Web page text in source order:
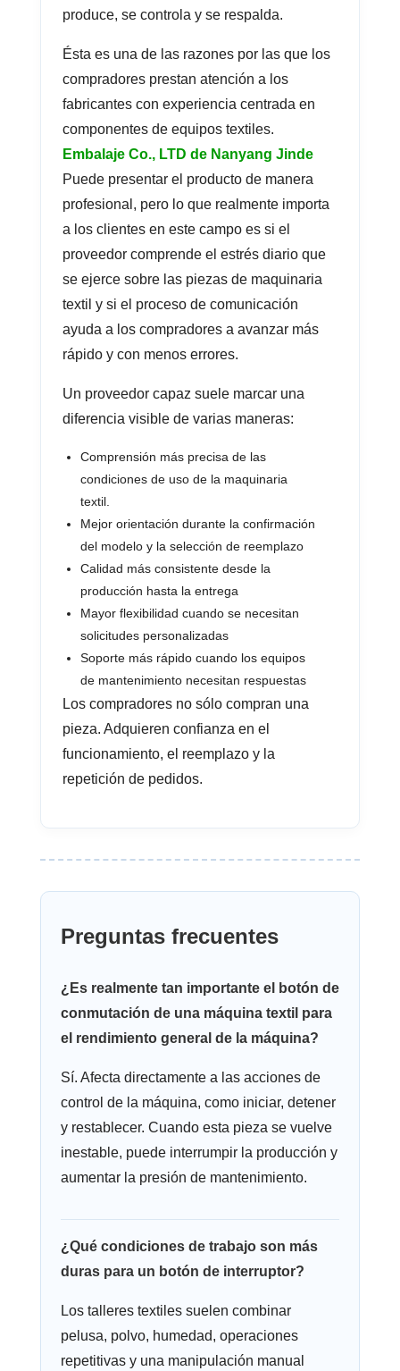
produce, se controla y se respalda.
Ésta es una de las razones por las que los
compradores prestan atención a los
fabricantes con experiencia centrada en
componentes de equipos textiles.
Embalaje Co., LTD de Nanyang Jinde
Puede presentar el producto de manera
profesional, pero lo que realmente importa
a los clientes en este campo es si el
proveedor comprende el estrés diario que
se ejerce sobre las piezas de maquinaria
textil y si el proceso de comunicación
ayuda a los compradores a avanzar más
rápido y con menos errores.
Un proveedor capaz suele marcar una
diferencia visible de varias maneras:
Comprensión más precisa de las
condiciones de uso de la maquinaria
textil.
Mejor orientación durante la confirmación
del modelo y la selección de reemplazo
Calidad más consistente desde la
producción hasta la entrega
Mayor flexibilidad cuando se necesitan
solicitudes personalizadas
Soporte más rápido cuando los equipos
de mantenimiento necesitan respuestas
Los compradores no sólo compran una
pieza. Adquieren confianza en el
funcionamiento, el reemplazo y la
repetición de pedidos.
Preguntas frecuentes
¿Es realmente tan importante el botón de
conmutación de una máquina textil para
el rendimiento general de la máquina?
Sí. Afecta directamente a las acciones de
control de la máquina, como iniciar, detener
y restablecer. Cuando esta pieza se vuelve
inestable, puede interrumpir la producción y
aumentar la presión de mantenimiento.
¿Qué condiciones de trabajo son más
duras para un botón de interruptor?
Los talleres textiles suelen combinar
pelusa, polvo, humedad, operaciones
repetitivas y una manipulación manual